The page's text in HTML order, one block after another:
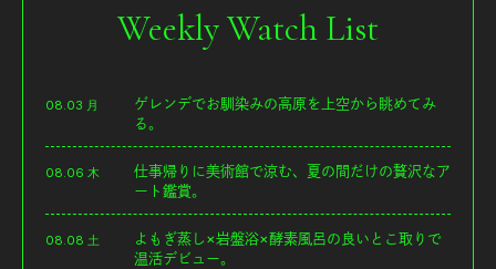
Weekly Watch List
08.03 月
ゲレンデでお馴染みの高原を上空から眺めてみ
る。
08.06 木
仕事帰りに美術館で涼む、夏の間だけの贅沢なア
ート鑑賞。
08.08 土
よもぎ蒸し×岩盤浴×酵素風呂の良いとこ取りで
温活デビュー。